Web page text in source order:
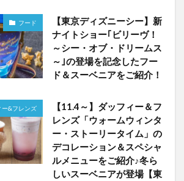
フード
【東京ディズニーシー】新
ナイトショー｢ビリーヴ！
～シー・オブ・ドリームス
～｣の登場を記念したフー
ド＆スーベニアをご紹介！
ー&フレンズ
【11.4～】ダッフィー＆フ
レンズ「ウォームウィンタ
ー・ストーリータイム」の
デコレーション＆スペシャ
ルメニューをご紹介♪冬ら
しいスーベニアが登場【東